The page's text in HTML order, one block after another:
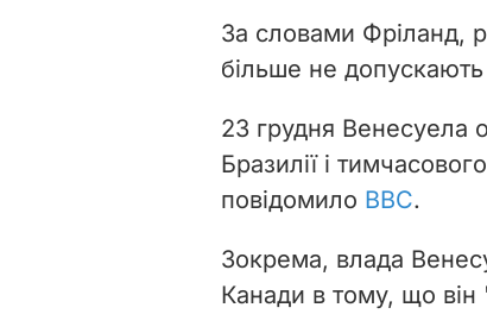
За словами Фріланд,
більше не
23 грудня Венесуела
Бразилії і
повідомило ВВС.
Зокрема, влада
Канади в тому, що